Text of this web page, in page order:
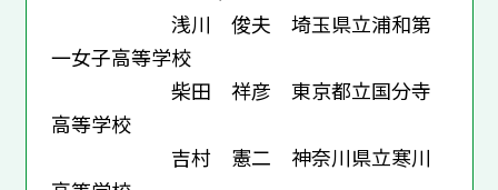
浅川 俊夫 埼玉県立浦和第
一女子高等学校
柴田 祥彦 東京都立国分寺
高等学校
吉村 憲二 神奈川県立寒川